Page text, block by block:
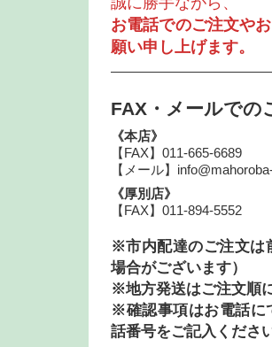
お電話でのご注文や
願い申し上げます。
FAX・メールでの
《本店》
【FAX】011-665-6689
【メール】
《厚別店》
【FAX】011-894-5552
※市内配達のご注文は
場合がございます）
※地方発送はご注文順
※確認事項はお電話に
話番号をご記入ください